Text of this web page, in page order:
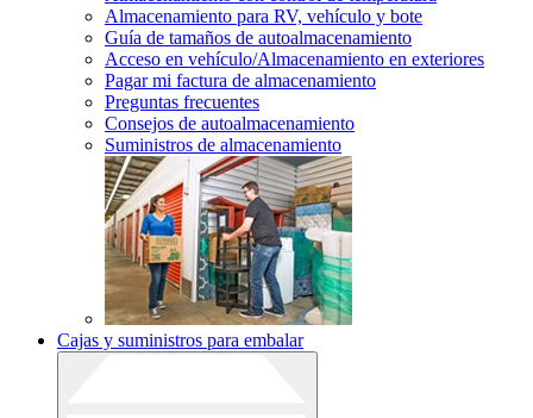
Almacenamiento para RV, vehículo y bote
Guía de tamaños de autoalmacenamiento
Acceso en vehículo/Almacenamiento en exteriores
Pagar mi factura de almacenamiento
Preguntas frecuentes
Consejos de autoalmacenamiento
Suministros de almacenamiento
Cajas y suministros para embalar